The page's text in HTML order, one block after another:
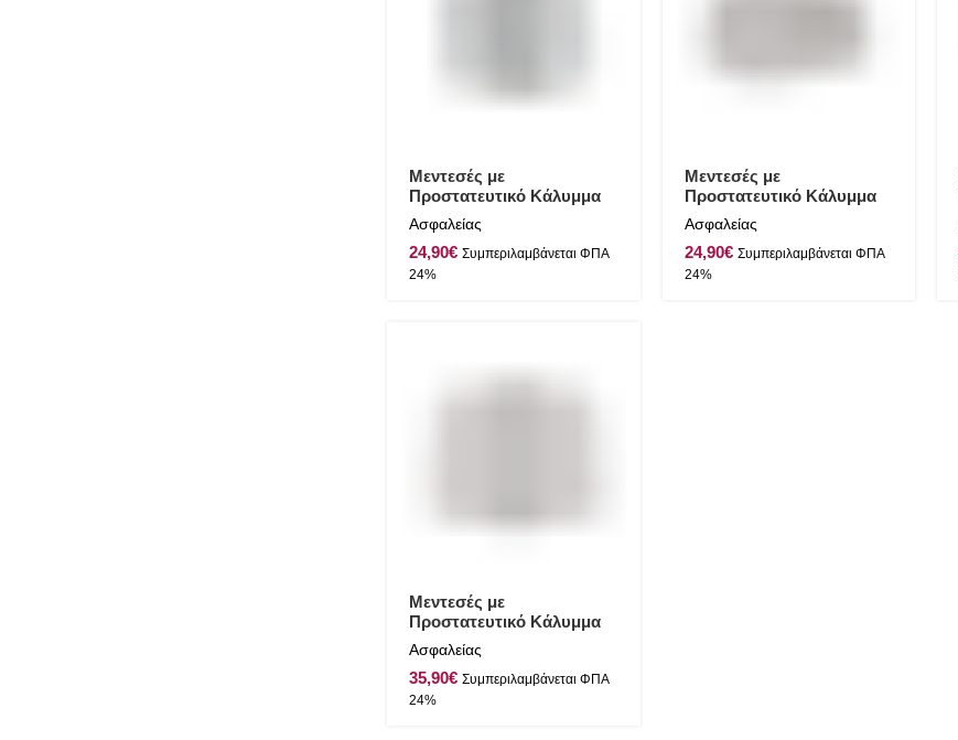
Μεντεσές με
Προστατευτικό Κάλυμμα
42x45mm Inox AISI 316
Γυαλιστερό
Ασφαλείας
€
Μεντεσές με
Προστατευτικό Κάλυμμα
60x45mm Inox AISI 316
Γυαλιστερό
Ασφαλείας
€
Μεντεσές με
Προστατευτικό Κάλυμμα
78x83mm Inox AISI 316
Γυαλιστερό
Ασφαλείας
€